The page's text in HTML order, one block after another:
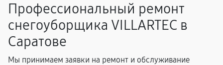
Профессиональный ремонт
снегоуборщика VILLARTEC в
Саратове
Мы принимаем заявки на ремонт и обслуживание